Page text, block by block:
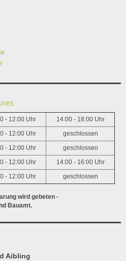
- 12:00 Uhr 14:00 - 18:00 Uhr
- 12:00 Uhr geschlossen
- 12:00 Uhr geschlossen
- 12:00 Uhr 14:00 - 16:00 Uhr
- 12:00 Uhr geschlossen
wird gebeten -
Bauamt.
Aibling